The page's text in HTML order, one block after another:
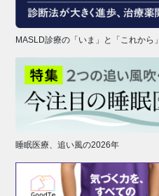
MASLD診療の「いま」と「これから」
睡眠医療、追い風の2026年